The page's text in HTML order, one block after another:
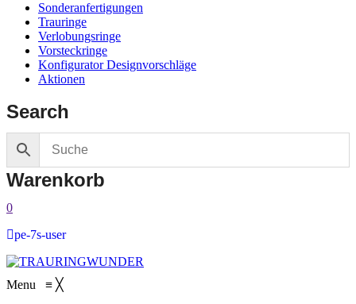
Sonderanfertigungen
Trauringe
Verlobungsringe
Vorsteckringe
Konfigurator Designvorschläge
Aktionen
Search
Warenkorb
0
pe-7s-user
Menu ≡ ╳